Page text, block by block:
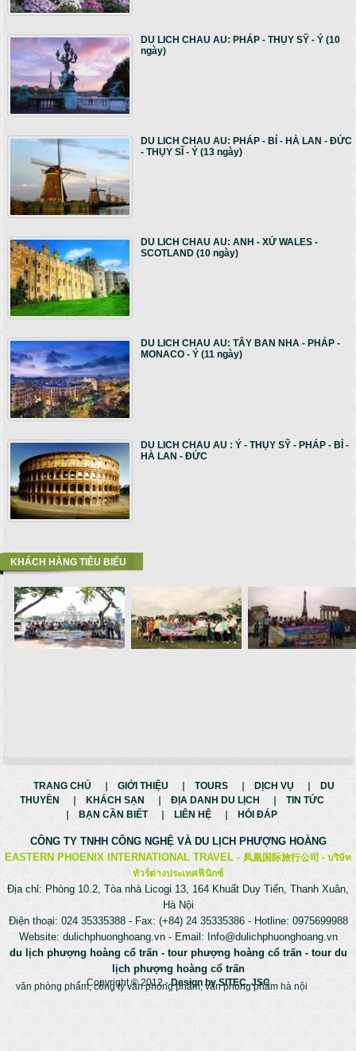
DU LICH CHAU AU: PHÁP - THỤY SỸ - Ý (10
ngày)
DU LICH CHAU AU: PHÁP - BỈ - HÀ LAN - ĐỨC
- THỤY SĨ - Ý (13 ngày)
DU LICH CHAU AU: ANH - XỨ WALES -
SCOTLAND (10 ngày)
DU LICH CHAU AU: TÂY BAN NHA - PHÁP -
MONACO - Ý (11 ngày)
DU LICH CHAU AU : Ý - THỤY SỸ - PHÁP - BỈ -
HÀ LAN - ĐỨC
KHÁCH HÀNG TIÊU BIỂU
TRANG CHỦ GIỚI THIỆU TOURS DỊCH VỤ
DU
THUYỀN
KHÁCH SẠN ĐỊA DANH DU LỊCH
TIN TỨC
BẠN CẦN BIẾT
LIÊN HỆ HỎI ĐÁP
CÔNG TY TNHH CÔNG NGHỆ VÀ DU LỊCH PHƯỢNG HOÀNG
EASTERN PHOENIX INTERNATIONAL TRAVEL - 凤凰国际旅行公司 - บริษัท
ทัวร์ต่างประเทศฟีนิกซ์
Địa chỉ: Phòng 10.2, Tòa nhà Licogi 13, 164 Khuất Duy Tiến, Thanh Xuân,
Hà Nội
Điện thoại: 024 35335388 - Fax: (+84) 24 35335386 - Hotline: 0975699988
Website: dulichphuonghoang.vn- Email: Info@dulichphuonghoang.vn
du lịch phượng hoàng cổ trấn- tour phượng hoàng cổ trấn- tour du
lịch phượng hoàng cổ trấn
Copyright © 2012-Design bySITEC. JSC
văn phòng phẩm,công ty văn phòng phẩm, văn phòng phẩm hà nội